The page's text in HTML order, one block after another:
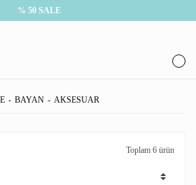
% 50 SALE
BAYAN AKSESUAR
Toplam 6 ürün